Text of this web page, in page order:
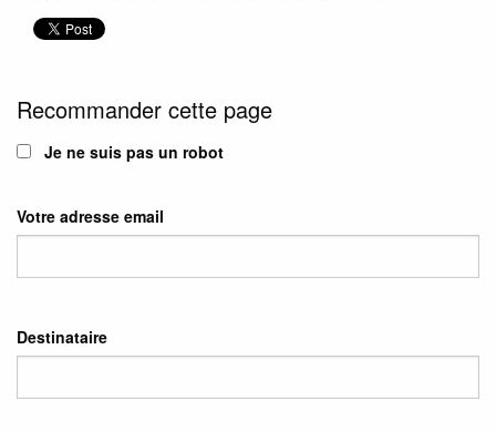
Recommander cette page
Je ne suis pas un robot
Votre adresse email
Destinataire